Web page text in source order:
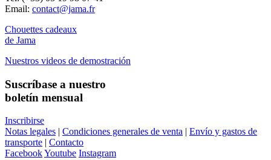
Email: contact@jama.fr
Chouettes cadeaux
de Jama
Nuestros videos de demostración
Suscríbase a nuestro
boletín mensual
Inscribirse
Notas legales | Condiciones generales de venta | Envío y gastos de
transporte | Contacto
FacebookYoutube Instagram